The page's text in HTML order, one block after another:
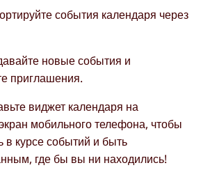
события календаря через
новые события и
приглашения.
виджет календаря на
мобильного телефона, чтобы
в курсе событий и быть
где бы вы ни находились!